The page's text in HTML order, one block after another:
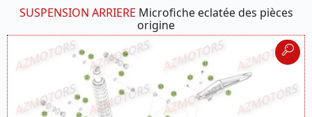
SUSPENSION ARRIERE Microfiche eclatée des pièces
origine